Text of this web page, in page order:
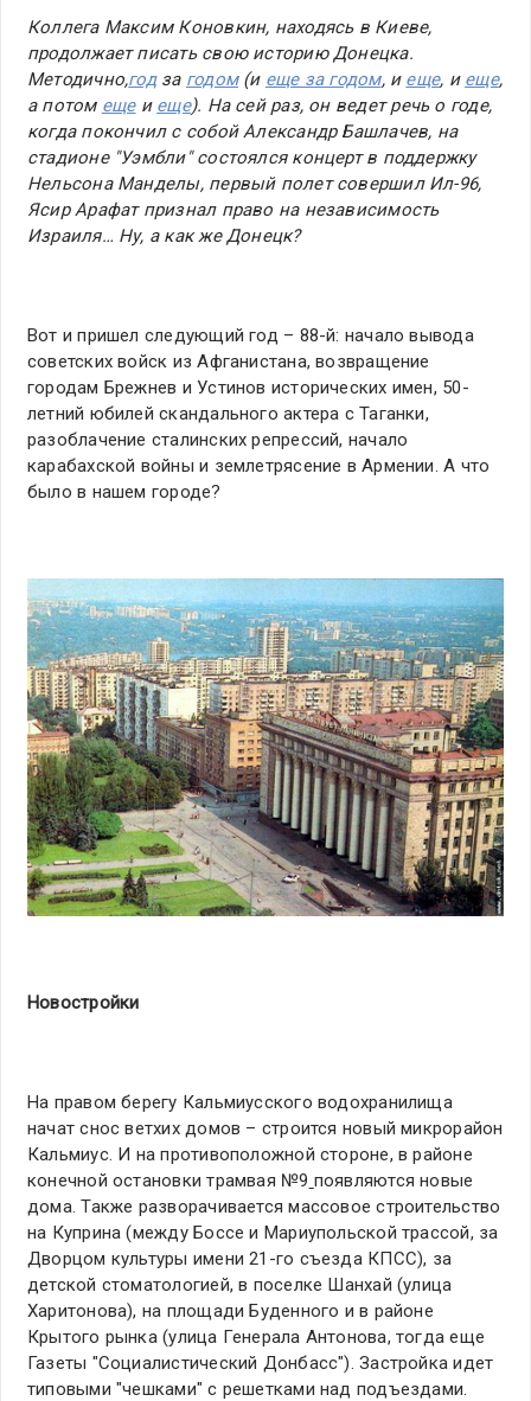
Коллега Максим Коновкин, находясь в Киеве,
продолжает писать свою историю Донецка.
Методично,годза годом(и еще за годом, и еще, и еще,
а потом ещеи еще). На сей раз, он ведет речь о годе,
когда покончил с собой Александр Башлачев, на
стадионе "Уэмбли" состоялся концерт в поддержку
Нельсона Манделы, первый полет совершил Ил-96,
Ясир Арафат признал право на независимость
Израиля… Ну, а как же Донецк?
Вот и пришел следующий год – 88-й: начало вывода
советских войск из Афганистана, возвращение
городам Брежнев и Устинов исторических имен, 50-
летний юбилей скандального актера с Таганки,
разоблачение сталинских репрессий, начало
карабахской войны и землетрясение в Армении. А что
было в нашем городе?
Новостройки
На правом берегу Кальмиусского водохранилища
начат снос ветхих домов – строится новый микрорайон
Кальмиус. И на противоположной стороне, в районе
конечной остановки трамвая №9 появляются новые
дома. Также разворачивается массовое строительство
на Куприна (между Боссе и Мариупольской трассой, за
Дворцом культуры имени 21-го съезда КПСС), за
детской стоматологией, в поселке Шанхай (улица
Харитонова), на площади Буденного и в районе
Крытого рынка (улица Генерала Антонова, тогда еще
Газеты "Социалистический Донбасс"). Застройка идет
типовыми "чешками" с решетками над подъездами.